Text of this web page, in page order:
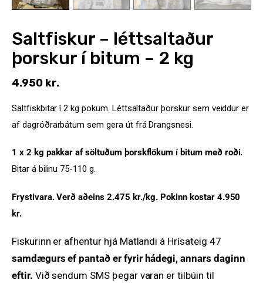
Saltfiskur – léttsaltaður
þorskur í bitum – 2 kg
4.950 kr.
Saltfiskbitar í 2 kg pokum. Léttsaltaður þorskur sem veiddur er
af dagróðrarbátum sem gera út frá Drangsnesi.
1 x 2 kg pakkar af söltuðum þorskflökum í bitum með roði.
Bitar á bilinu 75-110 g.
Frystivara. Verð aðeins 2.475 kr./kg. Pokinn kostar 4.950
kr.
Fiskurinn er afhentur hjá Matlandi á Hrísateig 47
samdægurs ef pantað er fyrir hádegi, annars daginn
eftir. Við sendum SMS þegar varan er tilbúin til